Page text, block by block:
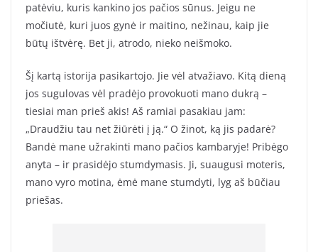
patėviu, kuris kankino jos pačios sūnus. Jeigu ne
močiutė, kuri juos gynė ir maitino, nežinau, kaip jie
būtų ištvėrę. Bet ji, atrodo, nieko neišmoko.
Šį kartą istorija pasikartojo. Jie vėl atvažiavo. Kitą dieną
jos sugulovas vėl pradėjo provokuoti mano dukrą –
tiesiai man prieš akis! Aš ramiai pasakiau jam:
„Draudžiu tau net žiūrėti į ją.“ O žinot, ką jis padarė?
Bandė mane užrakinti mano pačios kambaryje! Pribėgo
anyta – ir prasidėjo stumdymasis. Ji, suaugusi moteris,
mano vyro motina, ėmė mane stumdyti, lyg aš būčiau
priešas.